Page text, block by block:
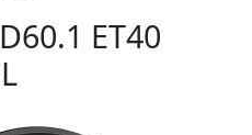
ET40